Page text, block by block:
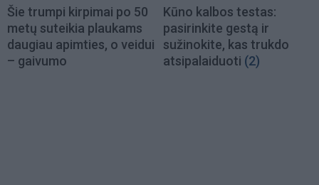
Šie trumpi kirpimai po 50
metų suteikia plaukams
daugiau apimties, o veidui
– gaivumo
Kūno kalbos testas:
pasirinkite gestą ir
sužinokite, kas trukdo
atsipalaiduoti (2)